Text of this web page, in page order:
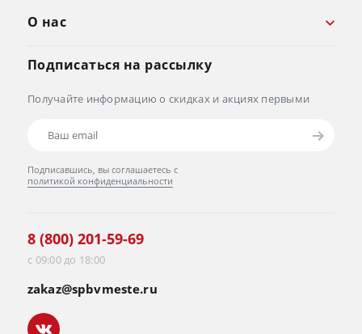
О нас
Подписаться на рассылку
Получайте информацию о скидках и акциях первыми
Подписавшись, вы соглашаетесь с
политикой конфиденциальности
8 (800) 201-59-69
с 09:00 до 18:00
zakaz@spbvmeste.ru